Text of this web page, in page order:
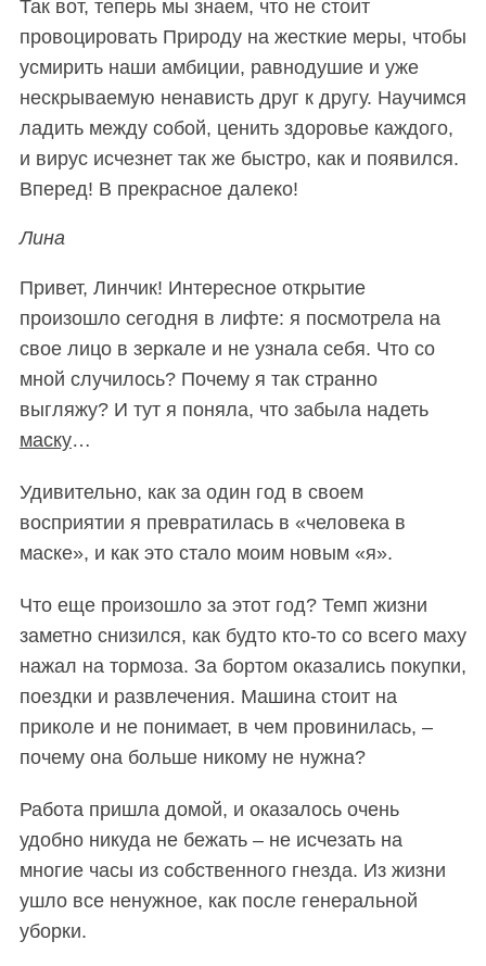
Так вот, теперь мы знаем, что не стоит
провоцировать Природу на жесткие меры, чтобы
усмирить наши амбиции, равнодушие и уже
нескрываемую ненависть друг к другу. Научимся
ладить между собой, ценить здоровье каждого,
и вирус исчезнет так же быстро, как и появился.
Вперед! В прекрасное далеко!
Лина
Привет, Линчик! Интересное открытие
произошло сегодня в лифте: я посмотрела на
свое лицо в зеркале и не узнала себя. Что со
мной случилось? Почему я так странно
выгляжу? И тут я поняла, что забыла надеть
маску…
Удивительно, как за один год в своем
восприятии я превратилась в «человека в
маске», и как это стало моим новым «я».
Что еще произошло за этот год? Темп жизни
заметно снизился, как будто кто-то со всего маху
нажал на тормоза. За бортом оказались покупки,
поездки и развлечения. Машина стоит на
приколе и не понимает, в чем провинилась, –
почему она больше никому не нужна?
Работа пришла домой, и оказалось очень
удобно никуда не бежать – не исчезать на
многие часы из собственного гнезда. Из жизни
ушло все ненужное, как после генеральной
уборки.
S
e
a
По авторам